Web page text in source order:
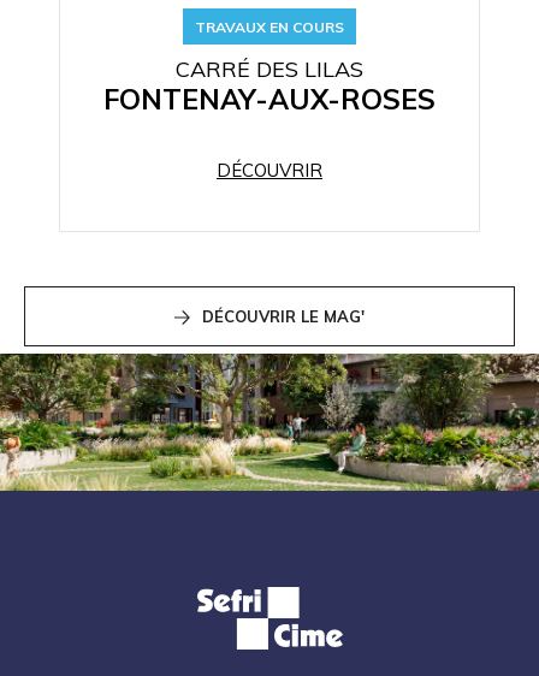
TRAVAUX EN COURS
CARRÉ DES LILAS
FONTENAY-AUX-ROSES
DÉCOUVRIR
DÉCOUVRIR LE MAG'